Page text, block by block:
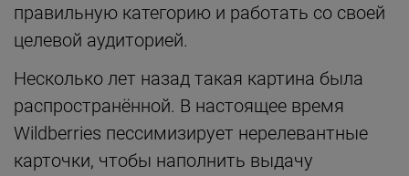
правильную категорию и работать со своей
целевой аудиторией.
Несколько лет назад такая картина была
распространённой. В настоящее время
Wildberries пессимизирует нерелевантные
карточки, чтобы наполнить выдачу